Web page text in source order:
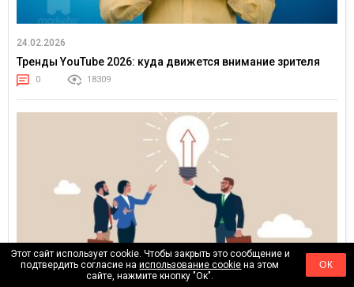
24.02.2026
Тренды YouTube 2026: куда движется внимание зрителя
0 18309
Этот сайт использует cookie. Чтобы закрыть это сообщение и
подтвердить согласие наиспользование cookie на этом
сайте, нажмите кнопку "Ок".
ОК